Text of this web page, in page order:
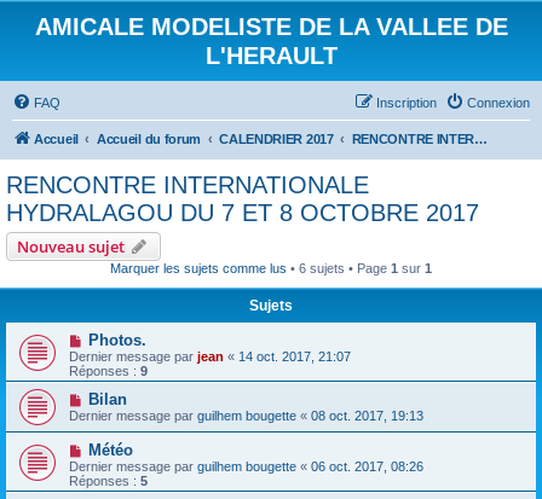
AMICALE MODELISTE DE LA VALLEE DE
L'HERAULT
FAQ Connexion
Inscription
Accueil Accueil du forum CALENDRIER 2017 RENCONTRE INTERNATIONALE HYDRALAGOU DU 7 ET 8 OCTOBRE 2017
RENCONTRE INTERNATIONALE
HYDRALAGOU DU 7 ET 8 OCTOBRE 2017
Nouveau sujet
Marquer les sujets comme lus • 6 sujets • Page 1 sur 1
Sujets
Photos.
Dernier message par jean « 14 oct. 2017, 21:07
Réponses : 9
Bilan
Dernier message par guilhem bougette « 08 oct. 2017, 19:13
Météo
Dernier message par guilhem bougette « 06 oct. 2017, 08:26
Réponses : 5